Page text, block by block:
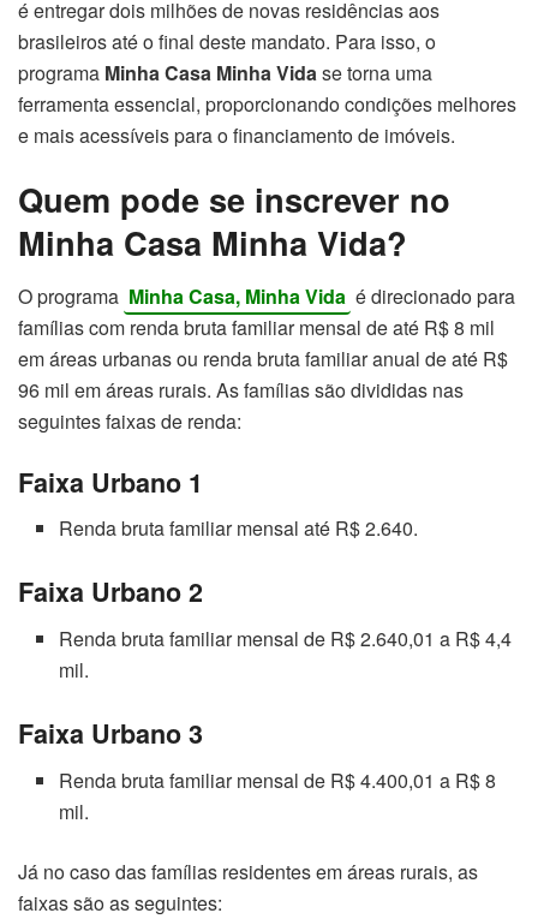
é entregar dois milhões de novas residências aos
brasileiros até o final deste mandato. Para isso, o
programa Minha Casa Minha Vidase torna uma
ferramenta essencial, proporcionando condições melhores
e mais acessíveis para o financiamento de imóveis.
Quem pode se inscrever no
Minha Casa Minha Vida?
O programa Minha Casa, Minha Vida é direcionado para
famílias com renda bruta familiar mensal de até R$ 8 mil
em áreas urbanas ou renda bruta familiar anual de até R$
96 mil em áreas rurais. As famílias são divididas nas
seguintes faixas de renda:
Faixa Urbano 1
Renda bruta familiar mensal até R$ 2.640.
Faixa Urbano 2
Renda bruta familiar mensal de R$ 2.640,01 a R$ 4,4
mil.
Faixa Urbano 3
Renda bruta familiar mensal de R$ 4.400,01 a R$ 8
mil.
Já no caso das famílias residentes em áreas rurais, as
faixas são as seguintes: